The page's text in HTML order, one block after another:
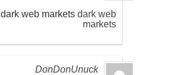
dark web markets dark web
markets
DonDonUnuck